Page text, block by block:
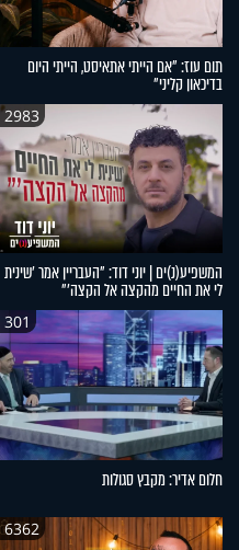
תום עוז: "אם הייתי אתאיסט, הייתי היום
בדיכאון קליני"
2983
המשפיע(נ)ים | יוני דוד: "העבריין אמר 'שינית
לי את החיים מהקצה אל הקצה'"
301
חלום אדיר: מקבץ סגולות
6362